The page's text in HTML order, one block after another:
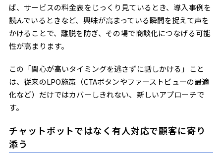
ば、サービスの料金表をじっくり見ているとき、導入事例を
読んでいるときなど、興味が高まっている瞬間を捉えて声を
かけることで、離脱を防ぎ、その場で商談化につなげる可能
性が高まります。
この「関心が高いタイミングを逃さずに話しかける」こと
は、従来のLPO施策（CTAボタンやファーストビューの最適
化など）だけではカバーしきれない、新しいアプローチで
す。
チャットボットではなく有人対応で顧客に寄り
添う